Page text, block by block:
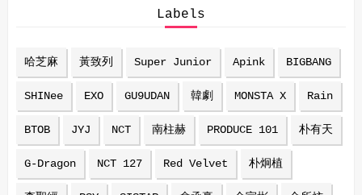
Labels
哈芝麻 黃致列 Super Junior Apink BIGBANG
SHINee EXO GU9UDAN 韓劇 MONSTA X Rain
BTOB JYJ NCT 南柱赫 PRODUCE 101 朴有天
G-Dragon NCT 127 Red Velvet 朴炯植